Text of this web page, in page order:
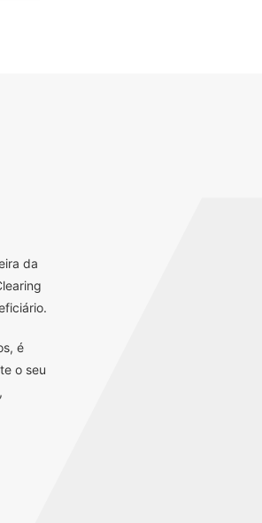
da
é
o seu